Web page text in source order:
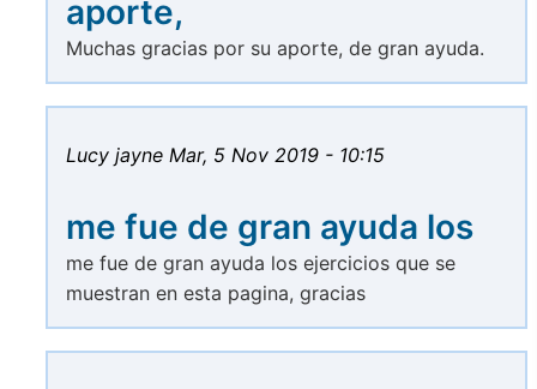
aporte,
Muchas gracias por su aporte, de gran ayuda.
Lucy jayne Mar, 5 Nov 2019 - 10:15
me fue de gran ayuda los
me fue de gran ayuda los ejercicios que se
muestran en esta pagina, gracias